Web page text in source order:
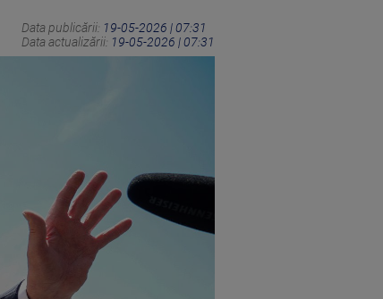
Data publicării: 19-05-2026 | 07:31
Data actualizării: 19-05-2026 | 07:31